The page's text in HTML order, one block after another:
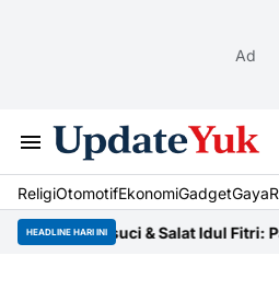
Ad
ReligiOtomotifEkonomiGadgetGaya
HEADLINE HARI INI
Bersuci & Salat Idul Fitri: Panduan